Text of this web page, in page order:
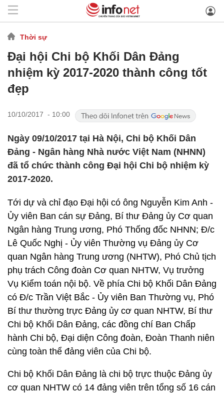
Thời sự
Đại hội Chi bộ Khối Dân Đảng
nhiệm kỳ 2017-2020 thành công tốt
đẹp
10/10/2017 - 10:00
Ngày 09/10/2017 tại Hà Nội, Chi bộ Khối Dân
Đảng - Ngân hàng Nhà nước Việt Nam (NHNN)
đã tổ chức thành công Đại hội Chi bộ nhiệm kỳ
2017-2020.
Tới dự và chỉ đạo Đại hội có ông Nguyễn Kim Anh -
Ủy viên Ban cán sự Đảng, Bí thư Đảng ủy Cơ quan
Ngân hàng Trung ương, Phó Thống đốc NHNN; Đ/c
Lê Quốc Nghị - Ủy viên Thường vụ Đảng ủy Cơ
quan Ngân hàng Trung ương (NHTW), Phó Chủ tịch
phụ trách Công đoàn Cơ quan NHTW, Vụ trưởng
Vụ Kiểm toán nội bộ. Về phía Chi bộ Khối Dân Đảng
có Đ/c Trần Việt Bắc - Ủy viên Ban Thường vụ, Phó
Bí thư thường trực Đảng ủy cơ quan NHTW, Bí thư
Chi bộ Khối Dân Đảng, các đồng chí Ban Chấp
hành Chi bộ, Đại diện Công đoàn, Đoàn Thanh niên
cùng toàn thể đảng viên của Chi bộ.
Chi bộ Khối Dân Đảng là chi bộ trực thuộc Đảng ủy
cơ quan NHTW có 14 đảng viên trên tổng số 16 cán